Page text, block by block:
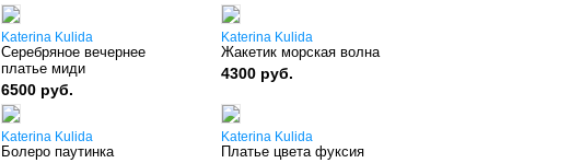
Katerina Kulida
Серебряное вечернее
платье миди
6500 руб.
Katerina Kulida
Жакетик морская волна
4300 руб.
Katerina Kulida
Болеро паутинка
Katerina Kulida
Платье цвета фуксия